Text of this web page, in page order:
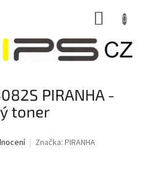
PIRANHA -
toner
Značka: PIRANHA